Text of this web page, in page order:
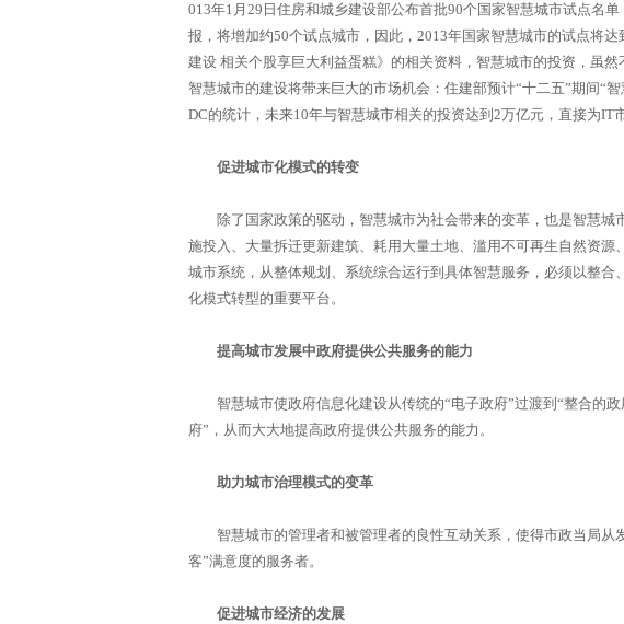
013年1月29日住房和城乡建设部公布首批90个国家智慧城市试点名
报，将增加约50个试点城市，因此，2013年国家智慧城市的试点将
建设 相关个股享巨大利益蛋糕》的相关资料，智慧城市的投资，虽
智慧城市的建设将带来巨大的市场机会：住建部预计“十二五”期间“
DC的统计，未来10年与智慧城市相关的投资达到2万亿元，直接为IT
促进城市化模式的转变
除了国家政策的驱动，智慧城市为社会带来的变革，也是智慧城
施投入、大量拆迁更新建筑、耗用大量土地、滥用不可再生自然资
城市系统，从整体规划、系统综合运行到具体智慧服务，必须以整
化模式转型的重要平台。
提高城市发展中政府提供公共服务的能力
智慧城市使政府信息化建设从传统的“电子政府”过渡到“整合的政
府”，从而大大地提高政府提供公共服务的能力。
助力城市治理模式的变革
智慧城市的管理者和被管理者的良性互动关系，使得市政当局从
客”满意度的服务者。
促进城市经济的发展